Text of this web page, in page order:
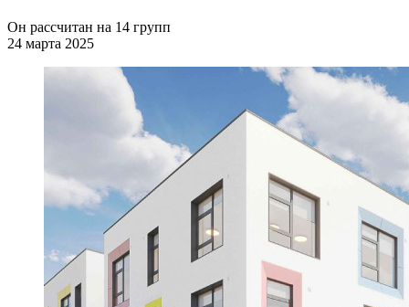
Он рассчитан на 14 групп
24 марта 2025